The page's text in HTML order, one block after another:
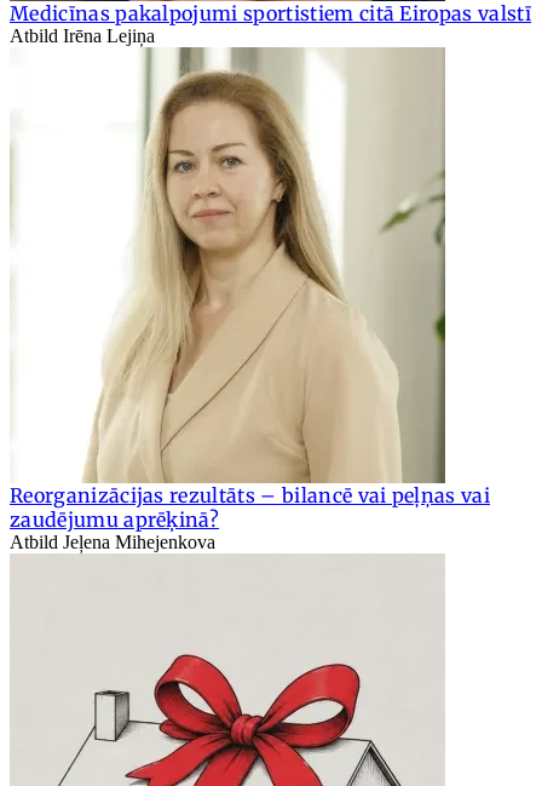
Medicīnas pakalpojumi sportistiem citā Eiropas valstī
Atbild Irēna Lejiņa
Reorganizācijas rezultāts – bilancē vai peļņas vai
zaudējumu aprēķinā?
Atbild Jeļena Mihejenkova